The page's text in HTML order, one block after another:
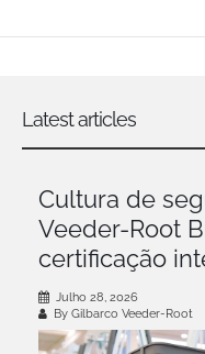
Latest articles
Cultura de
Veeder-Root
certificação
Julho 28, 2026
By Gilbarco Veeder-Root